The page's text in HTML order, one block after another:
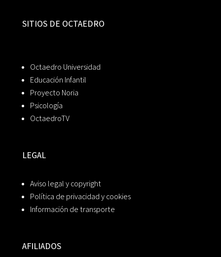
SITIOS DE OCTAEDRO
Octaedro Universidad
Educación Infantil
Proyecto Noria
Psicología
OctaedroTV
LEGAL
Aviso legal y copyright
Política de privacidad y cookies
Información de transporte
AFILIADOS